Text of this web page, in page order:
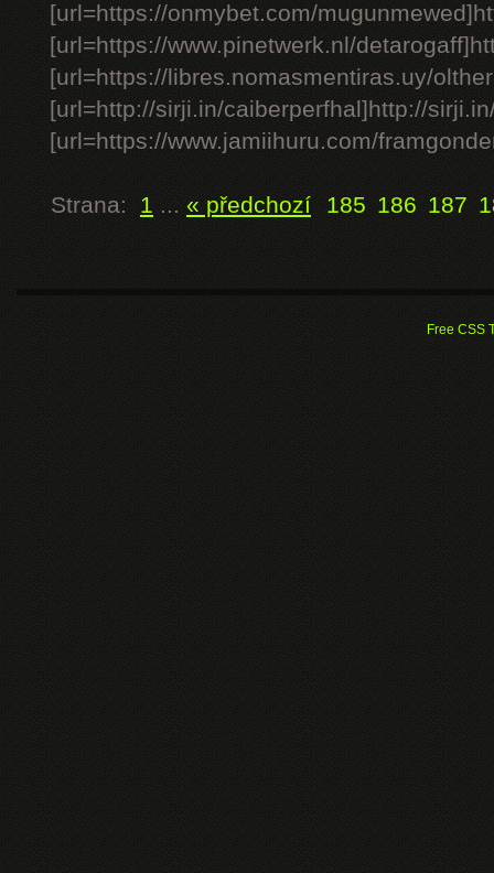
[url=https://onmybet.com/
[url=https://www.pinetwerk.nl/
[url=https://libres.nomasmentiras.uy/
[url=http://sirji.in/caiberperfhal]http://
[url=https://www.jamiihuru.com/
Strana: 1 ... « předchozí 185 186 187
Free CSS